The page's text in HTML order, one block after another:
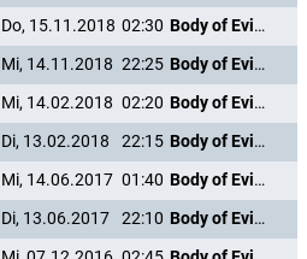
Do, 15.11.2018 02:30
Body of Evidence
Mi, 14.11.2018 22:25
Body of Evidence
Mi, 14.02.2018 02:20
Body of Evidence
Di, 13.02.2018 22:15
Body of Evidence
Mi, 14.06.2017 01:40
Body of Evidence
Di, 13.06.2017 22:10
Body of Evidence